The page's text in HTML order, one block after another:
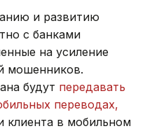
и развитию
с банками
на усиление
мошенников.
будут передавать
переводах,
клиента в мобильном